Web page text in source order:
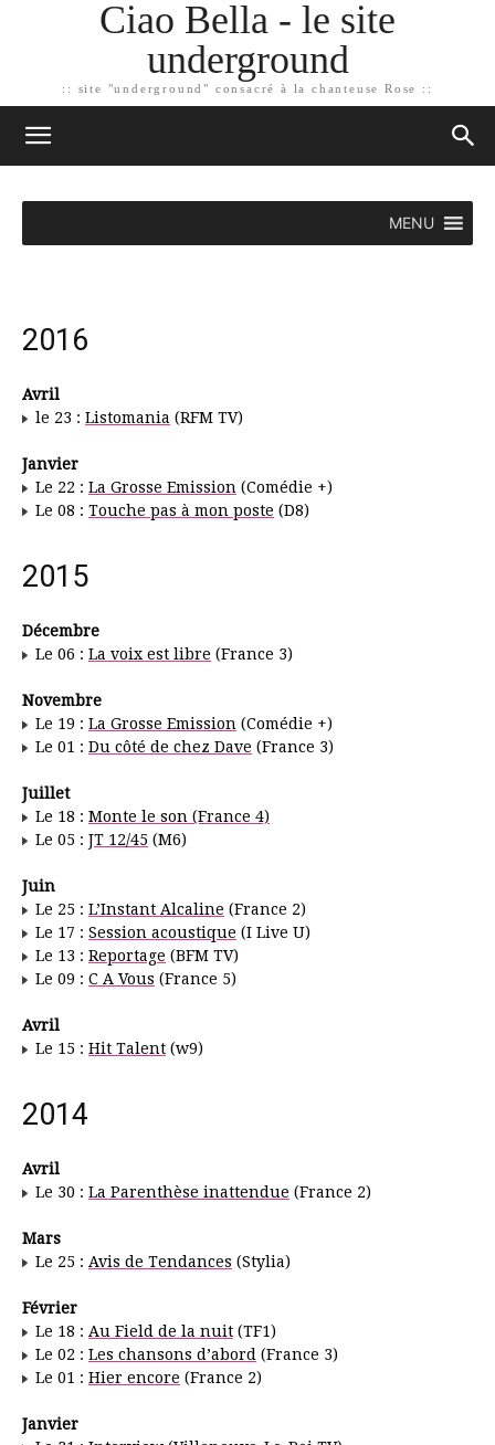
Ciao Bella - le site
underground
:: site "underground" consacré à la chanteuse Rose ::
MENU
2016
Avril
le 23 : Listomania (RFM TV)
Janvier
Le 22 : La Grosse Emission (Comédie +)
Le 08 : Touche pas à mon poste (D8)
2015
Décembre
Le 06 : La voix est libre (France 3)
Novembre
Le 19 : La Grosse Emission (Comédie +)
Le 01 : Du côté de chez Dave (France 3)
Juillet
Le 18 : Monte le son (France 4)
Le 05 : JT 12/45 (M6)
Juin
Le 25 : L’Instant Alcaline (France 2)
Le 17 : Session acoustique (I Live U)
Le 13 : Reportage (BFM TV)
Le 09 : C A Vous (France 5)
Avril
Le 15 : Hit Talent (w9)
2014
Avril
Le 30 : La Parenthèse inattendue (France 2)
Mars
Le 25 : Avis de Tendances (Stylia)
Février
Le 18 : Au Field de la nuit (TF1)
Le 02 : Les chansons d’abord (France 3)
Le 01 : Hier encore (France 2)
Janvier